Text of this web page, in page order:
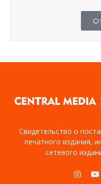
Свидетельство о
печатного издания,
сетевого